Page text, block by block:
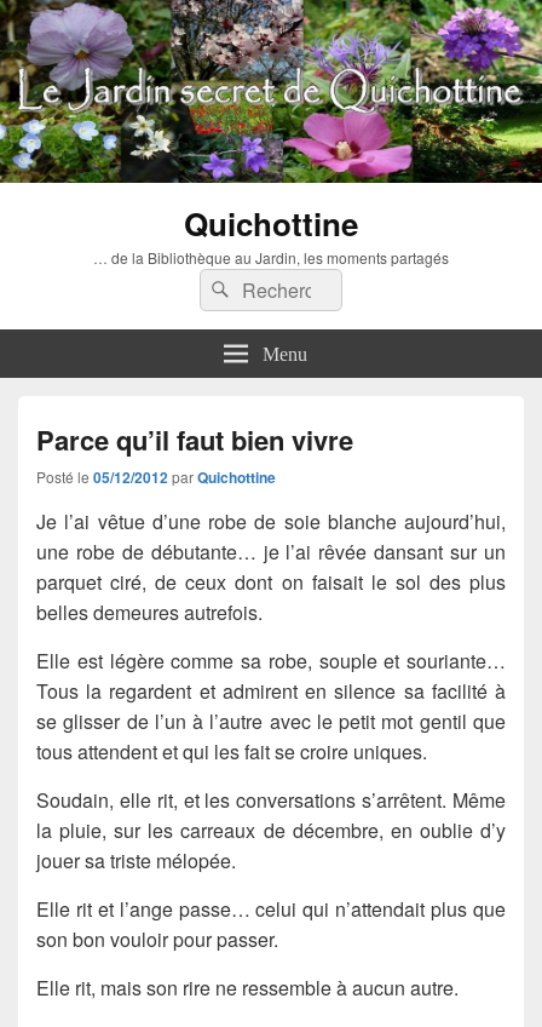
Quichottine
… de la Bibliothèque au Jardin, les moments partagés
Recherche :
Rechercher
Menu
Parce qu’il faut bien vivre
Posté le 05/12/2012 parQuichottine
Je l’ai vêtue d’une robe de soie blanche aujourd’hui,
une robe de débutante… je l’ai rêvée dansant sur un
parquet ciré, de ceux dont on faisait le sol des plus
belles demeures autrefois.
Elle est légère comme sa robe, souple et souriante…
Tous la regardent et admirent en silence sa facilité à
se glisser de l’un à l’autre avec le petit mot gentil que
tous attendent et qui les fait se croire uniques.
Soudain, elle rit, et les conversations s’arrêtent. Même
la pluie, sur les carreaux de décembre, en oublie d’y
jouer sa triste mélopée.
Elle rit et l’ange passe… celui qui n’attendait plus que
son bon vouloir pour passer.
Elle rit, mais son rire ne ressemble à aucun autre.